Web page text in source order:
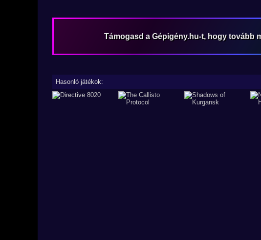
Támogasd a Gépigény.hu-t, hogy tovább
Hasonló játékok: